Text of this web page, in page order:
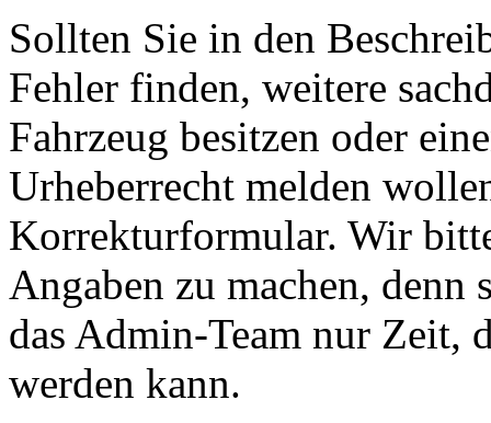
Sollten Sie in den
Fehler finden, weitere
Fahrzeug besitzen oder
Urheberrecht melden
Korrekturformular. Wir
Angaben zu machen,
das Admin-Team nur Zeit,
werden kann.